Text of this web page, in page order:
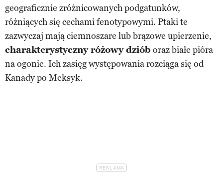
geograficznie zróżnicowanych podgatunków,
różniących się cechami fenotypowymi. Ptaki te
zazwyczaj mają ciemnoszare lub brązowe upierzenie,
charakterystyczny różowy dziób oraz białe pióra
na ogonie. Ich zasięg występowania rozciąga się od
Kanady po Meksyk.